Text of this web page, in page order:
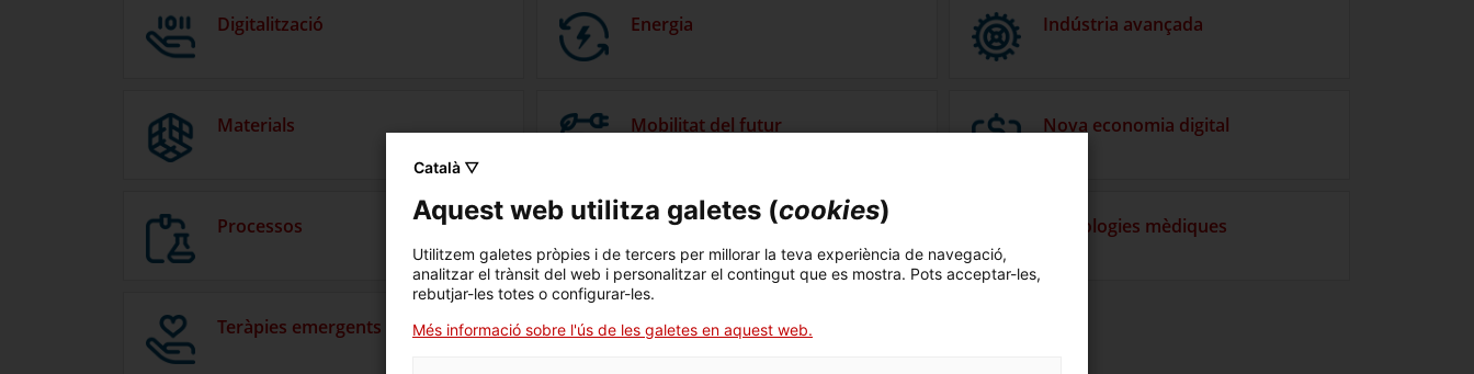
Digitalització Energia Indústria avançada
Materials Mobilitat del futur Nova economia digital
Processos Resiliència climàtica Tecnologies mèdiques
Teràpies emergents
Català ▽
Aquest web utilitza galetes (cookies)
Utilitzem galetes pròpies i de tercers per millorar la teva experiència de navegació,
analitzar el trànsit del web i personalitzar el contingut que es mostra. Pots acceptar-les,
rebutjar-les totes o configurar-les.
Més informació sobre l'ús de les galetes en aquest web.